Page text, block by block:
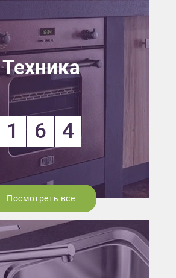
Техника
1 6 4
Посмотреть все